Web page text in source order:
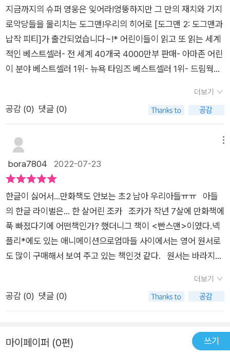
야 긴박한 상황에서도 뼈다귀를 핥고 공놀이를 하고 싶어하지요.
그래서 때로는 사건을 제대로 해결할 수 있을까 조마조마하기까
지 해요. 도그맨 2 에서는 악당 피티에 버금가는 새로운 악당들과
조력자가 등장해서 이야기가 더 풍부해졌어요. 그중 재미있는 설
정 하나가, 교도소에 있는 피티가 누군가 자신을 흉내 내는 걸 알
스프레이로 진짜 살아나 엄청난 악당이 된다는 것입니다. '뿌리면
살아나' 스프레이가 책에서 꽤 큰 역할을 담당하고 있는데, 그건
직접 책을 읽으며 확인해보세요. 도그맨 2권의 마지막 부분. 함
부로 베끼면 절대 안 될 것 같은 분위기죠. 아이들의 마음과 필체
따라 그려볼 수 있는 팁도 있습니다. 마음에 드는 주인공들을 직
드에요. 빛에 반짝이는 카드라 더 소장욕구를 느끼게 한답니
다. 카드를 소장하고 싶다면 얼른 구매하세요. <출판사로부터
도서만 제공받고 직접 활용 후 작성한 글입니다>
주 깜빡깜빡하고 외로움을 잘 타는 서장님을 위해 준비한 ‘뇌 좋
아 알약’ 한알을 먹고 식탁위에 두었지만 아주 성질이 고약한 물
고기에게 수많은 알약들이 어항속에 들어가게 된다.평범한 물고
기가 의도치 않게 수상한 악당을 탄생시킨 장면이다. 고양이 교도
소에 있는 피티는 누군가 자신을 흉내 내는 걸 알고 종이로 ‘납작
피티’를 만들어 놓고 탈옥하는데, 의도치 않게 납작 피티가 ‘뿌리
면 살아나’ 스프레이로 살아나 엄청난 악당까지 된다.아이들은 만
있는 것 같다.내 아이도 도그맨 이 책을 펼쳐보고 또 펼쳐보고 재
밌다며 키킥 거리기까지 했다.도그맨에겐 악당과 악당을 해결하
는 도그맨이 있어서 더 재밌기도 하지만작가만의 특유의 웃음 코
드를 잘 살렸다 보니그림과 글에서 느껴지는 유쾌통쾌한 내용이
상상이 간다.책 읽기를 너무너무 싫어하는 아이들이 독서의 즐거
움을 알게 해주는 책이라초등 아이들이 꼭 읽어보기를 추천한다.​
**도서를 제공받고 주관적으로 작성한 후기입니다**
지금까지의 슈퍼 영웅은 잊어라!엉뚱하지만 그 만의 재치와 기지
로악당들을 물리치는 도그맨!우리의 히어로 [도그맨 2: 도그맨과
납작 피티]가 출간되었습니다~!​​* 어린이들이 읽고 또 읽는 세계
적인 베스트셀러- 전 세계 40개국 4000만부 판매- 아마존 어린
이 분야 베스트셀러 1위- 뉴욕 타임즈 베스트셀러 1위- 드림웍스
원서로 접하면서 일거예요.원서도 참 재미있었지만 위즈덤하우
스에서 도그맨 번역본 1권이 출간되면서아이들의 입소문으로 도
을 선사하는 번역본은저학년에서 고학년 아이들까지마음을 사로
잡았답니다.​​​2권 서두에서는 1권에서 일어났던지난일에 대해 간
략하게 소개해 주어요.​1권에서 아주 황당한 일이 있었죠!나이트
과몸뚱이가 죽어가고 있는 경찰견을 합치는 대수술을 받으며'도
그맨'이 탄생하게 됩니다.처음부터 상상 그 이상을 펼쳐 글 곳곳
에서 작가 대브필키만의 독특성을 엿볼 수 있어요.​​​이번 도그맨 2
권에서는 악당 피티에 버금가는 새로운 악당들이 등장합니다.누
구도 의도하지 않았던 악당들이 탄생해2권에서는 도그맨이 더
바빠지지요.​​자주 깜빡깜빡 하는 서장님을 위해 준비한 '뇌 좋은
알약'과 '물고기 한마리'는 의도치 않게 수상한 악당이 탄생하는
납작 피티가 못된 악당이 되지요.​그리고 납작 피티가 도그맨을 없
애는 과정에서 '뿌리면 살아나'로 티라노사우르스 뼈다귀가 살아
더보기
공감 (0) 댓글 (0)
bora7804 2022-07-23
한글이 싫어서...만화책도 안보는 초2 남아 우리아들ㅠㅠ 아들
의 한글 라이벌은... 한 살어린 조카 조카가 작년 7살에 만화책에
푹 빠졌다기에 어떤책인가? 했더니그 책이 <빤스맨>이였다.넥
플리*에도 있는 애니메이션으로엄마들 사이에서는 영어 원서로
도 많이 구매해서 보여 주고 있는 책인것 같다. 원서는 바라지도
살 많아도 형이라고.... 동생이 추천한건 안보겠다는자존심만 무
지 쎈 작은아이;;;; ㅠㅠ(이런건 꼭 어릴적 날 닮아가지고;) 재밋
어 보여도 절대 보지 않겠다며.... 애니메이션도 안보고;;;어이가
리즈를 내밀며~ 이거 한번 볼래? '그래? 그럼 한 번만 본다~~'
더보기
공감 (0) 댓글 (0)
마이페이퍼 (0편) 쓰기